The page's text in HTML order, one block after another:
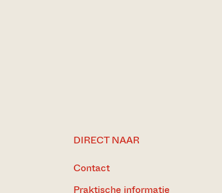
DIRECT NAAR
Contact
Praktische informatie